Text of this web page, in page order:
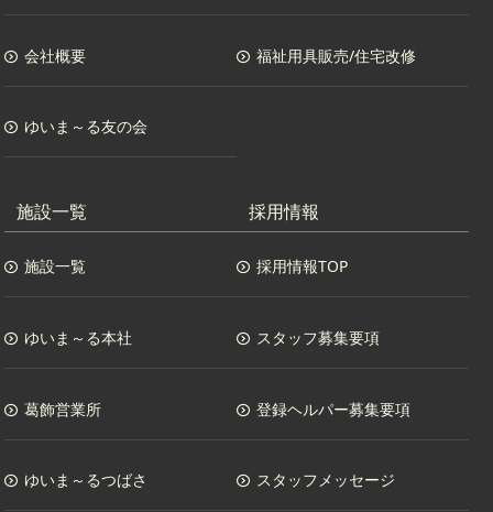
会社概要
ゆいま～る友の会
福祉用具販売/住宅改修
施設一覧
施設一覧
ゆいま～る本社
葛飾営業所
ゆいま～るつばさ
採用情報
採用情報TOP
スタッフ募集要項
登録ヘルパー募集要項
スタッフメッセージ